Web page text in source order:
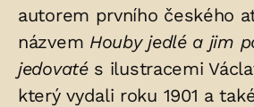
autorem prvního českého
názvem Houby jedlé a jim
jedovatés ilustracemi
který vydali roku 1901 a